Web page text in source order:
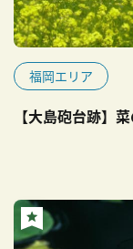
福岡エリア
【大島砲台跡】